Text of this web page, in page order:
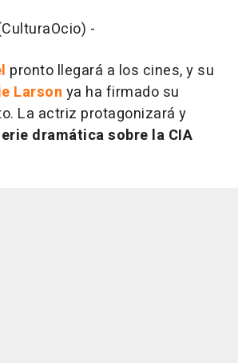
-
pronto llegará a los cines, y su
Larson ya ha firmado su
La actriz protagonizará y
dramática sobre la CIA